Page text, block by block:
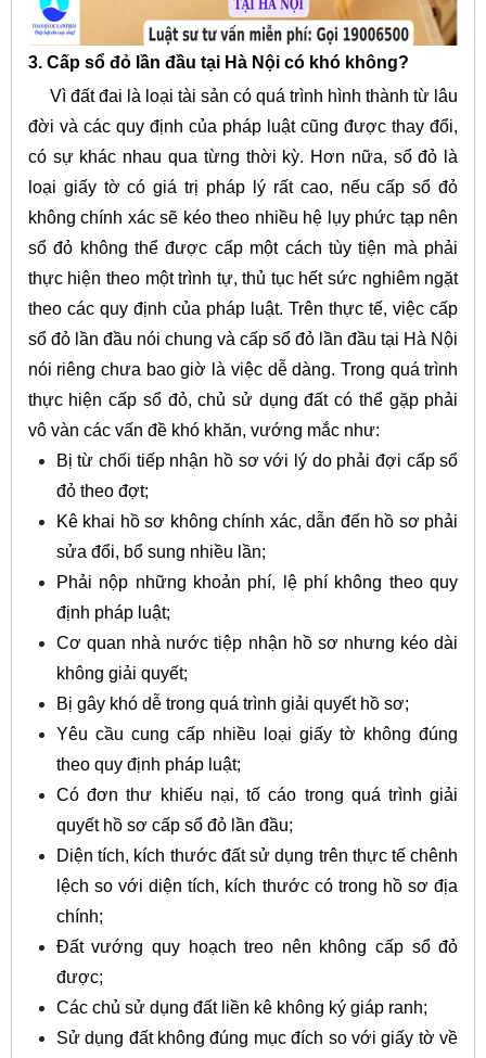
3. Cấp sổ đỏ lần đầu tại Hà Nội có khó không?
Vì đất đai là loại tài sản có quá trình hình thành từ lâu
đời và các quy định của pháp luật cũng được thay đổi,
có sự khác nhau qua từng thời kỳ. Hơn nữa, sổ đỏ là
loại giấy tờ có giá trị pháp lý rất cao, nếu cấp sổ đỏ
không chính xác sẽ kéo theo nhiều hệ lụy phức tạp nên
sổ đỏ không thể được cấp một cách tùy tiện mà phải
thực hiện theo một trình tự, thủ tục hết sức nghiêm ngặt
theo các quy định của pháp luật. Trên thực tế, việc cấp
sổ đỏ lần đầu nói chung và cấp sổ đỏ lần đầu tại Hà Nội
nói riêng chưa bao giờ là việc dễ dàng. Trong quá trình
thực hiện cấp sổ đỏ, chủ sử dụng đất có thể gặp phải
vô vàn các vấn đề khó khăn, vướng mắc như:
Bị từ chối tiếp nhận hồ sơ với lý do phải đợi cấp sổ
đỏ theo đợt;
Kê khai hồ sơ không chính xác, dẫn đến hồ sơ phải
sửa đổi, bổ sung nhiều lần;
Phải nộp những khoản phí, lệ phí không theo quy
định pháp luật;
Cơ quan nhà nước tiệp nhận hồ sơ nhưng kéo dài
không giải quyết;
Bị gây khó dễ trong quá trình giải quyết hồ sơ;
Yêu cầu cung cấp nhiều loại giấy tờ không đúng
theo quy định pháp luật;
Có đơn thư khiếu nại, tố cáo trong quá trình giải
quyết hồ sơ cấp sổ đỏ lần đầu;
Diện tích, kích thước đất sử dụng trên thực tế chênh
lệch so với diện tích, kích thước có trong hồ sơ địa
chính;
Đất vướng quy hoạch treo nên không cấp sổ đỏ
được;
Các chủ sử dụng đất liền kê không ký giáp ranh;
Sử dụng đất không đúng mục đích so với giấy tờ về